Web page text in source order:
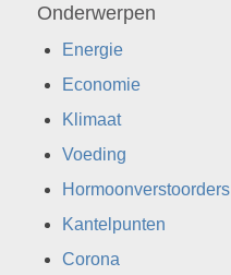
Onderwerpen
Energie
Economie
Klimaat
Voeding
Hormoonverstoorders
Kantelpunten
Corona